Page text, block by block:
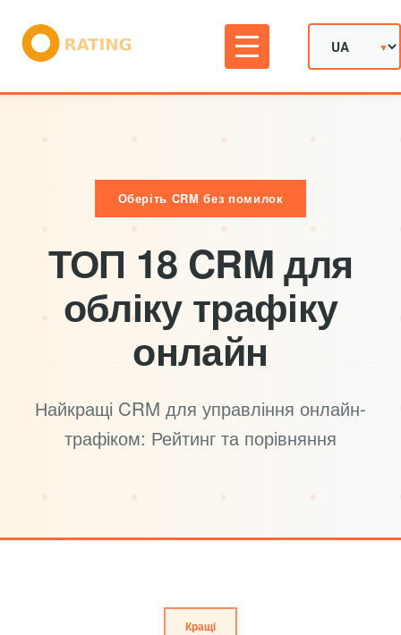
Оберіть CRM без помилок
ТОП 18 CRM для
обліку трафіку
онлайн
Найкращі CRM для управління онлайн-
трафіком: Рейтинг та порівняння
Кращі